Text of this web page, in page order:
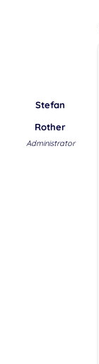
Stefan
Rother
Administrator